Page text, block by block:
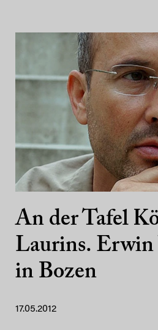
An der Tafel
Laurins.
in Bozen
17.05.2012